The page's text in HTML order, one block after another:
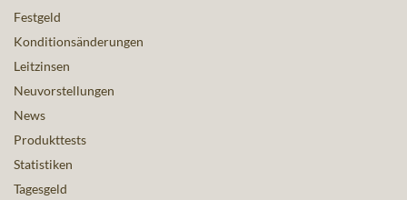
Festgeld
Konditionsänderungen
Leitzinsen
Neuvorstellungen
News
Produkttests
Statistiken
Tagesgeld